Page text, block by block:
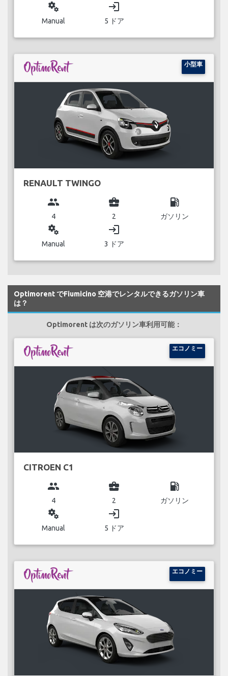
miscellaneous_services
Manual
login
5 ドア
小型車
RENAULT TWINGO
group
4
business_center
2
local_gas_station
ガソリン
miscellaneous_services
Manual
login
3 ドア
Optimorent でFiumicino 空港でレンタルできるガソリン車
は？
Optimorent は次のガソリン車利用可能：
エコノミー
CITROEN C1
group
4
business_center
2
local_gas_station
ガソリン
miscellaneous_services
Manual
login
5 ドア
エコノミー